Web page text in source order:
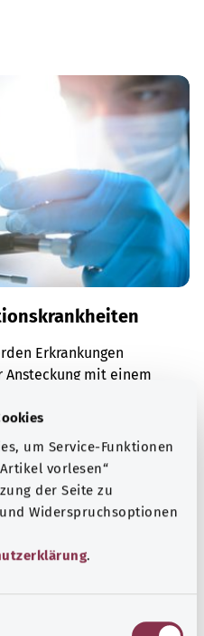
um Service-Funktionen
vorlesen“
der Seite zu
Widerspruchsoptionen
.
Erkrankungen
mit einem